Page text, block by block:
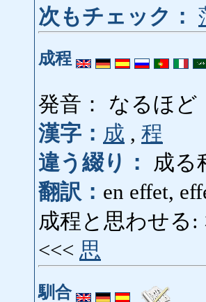
次もチェック：
成程
発音： なるほど
漢字： 成 , 程
違う綴り：
成る
翻訳： en effet,
成程と思わせる:
<<< 思
馴合